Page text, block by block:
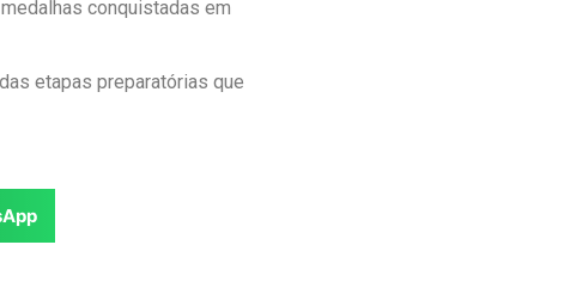
conquistadas em
etapas preparatórias que